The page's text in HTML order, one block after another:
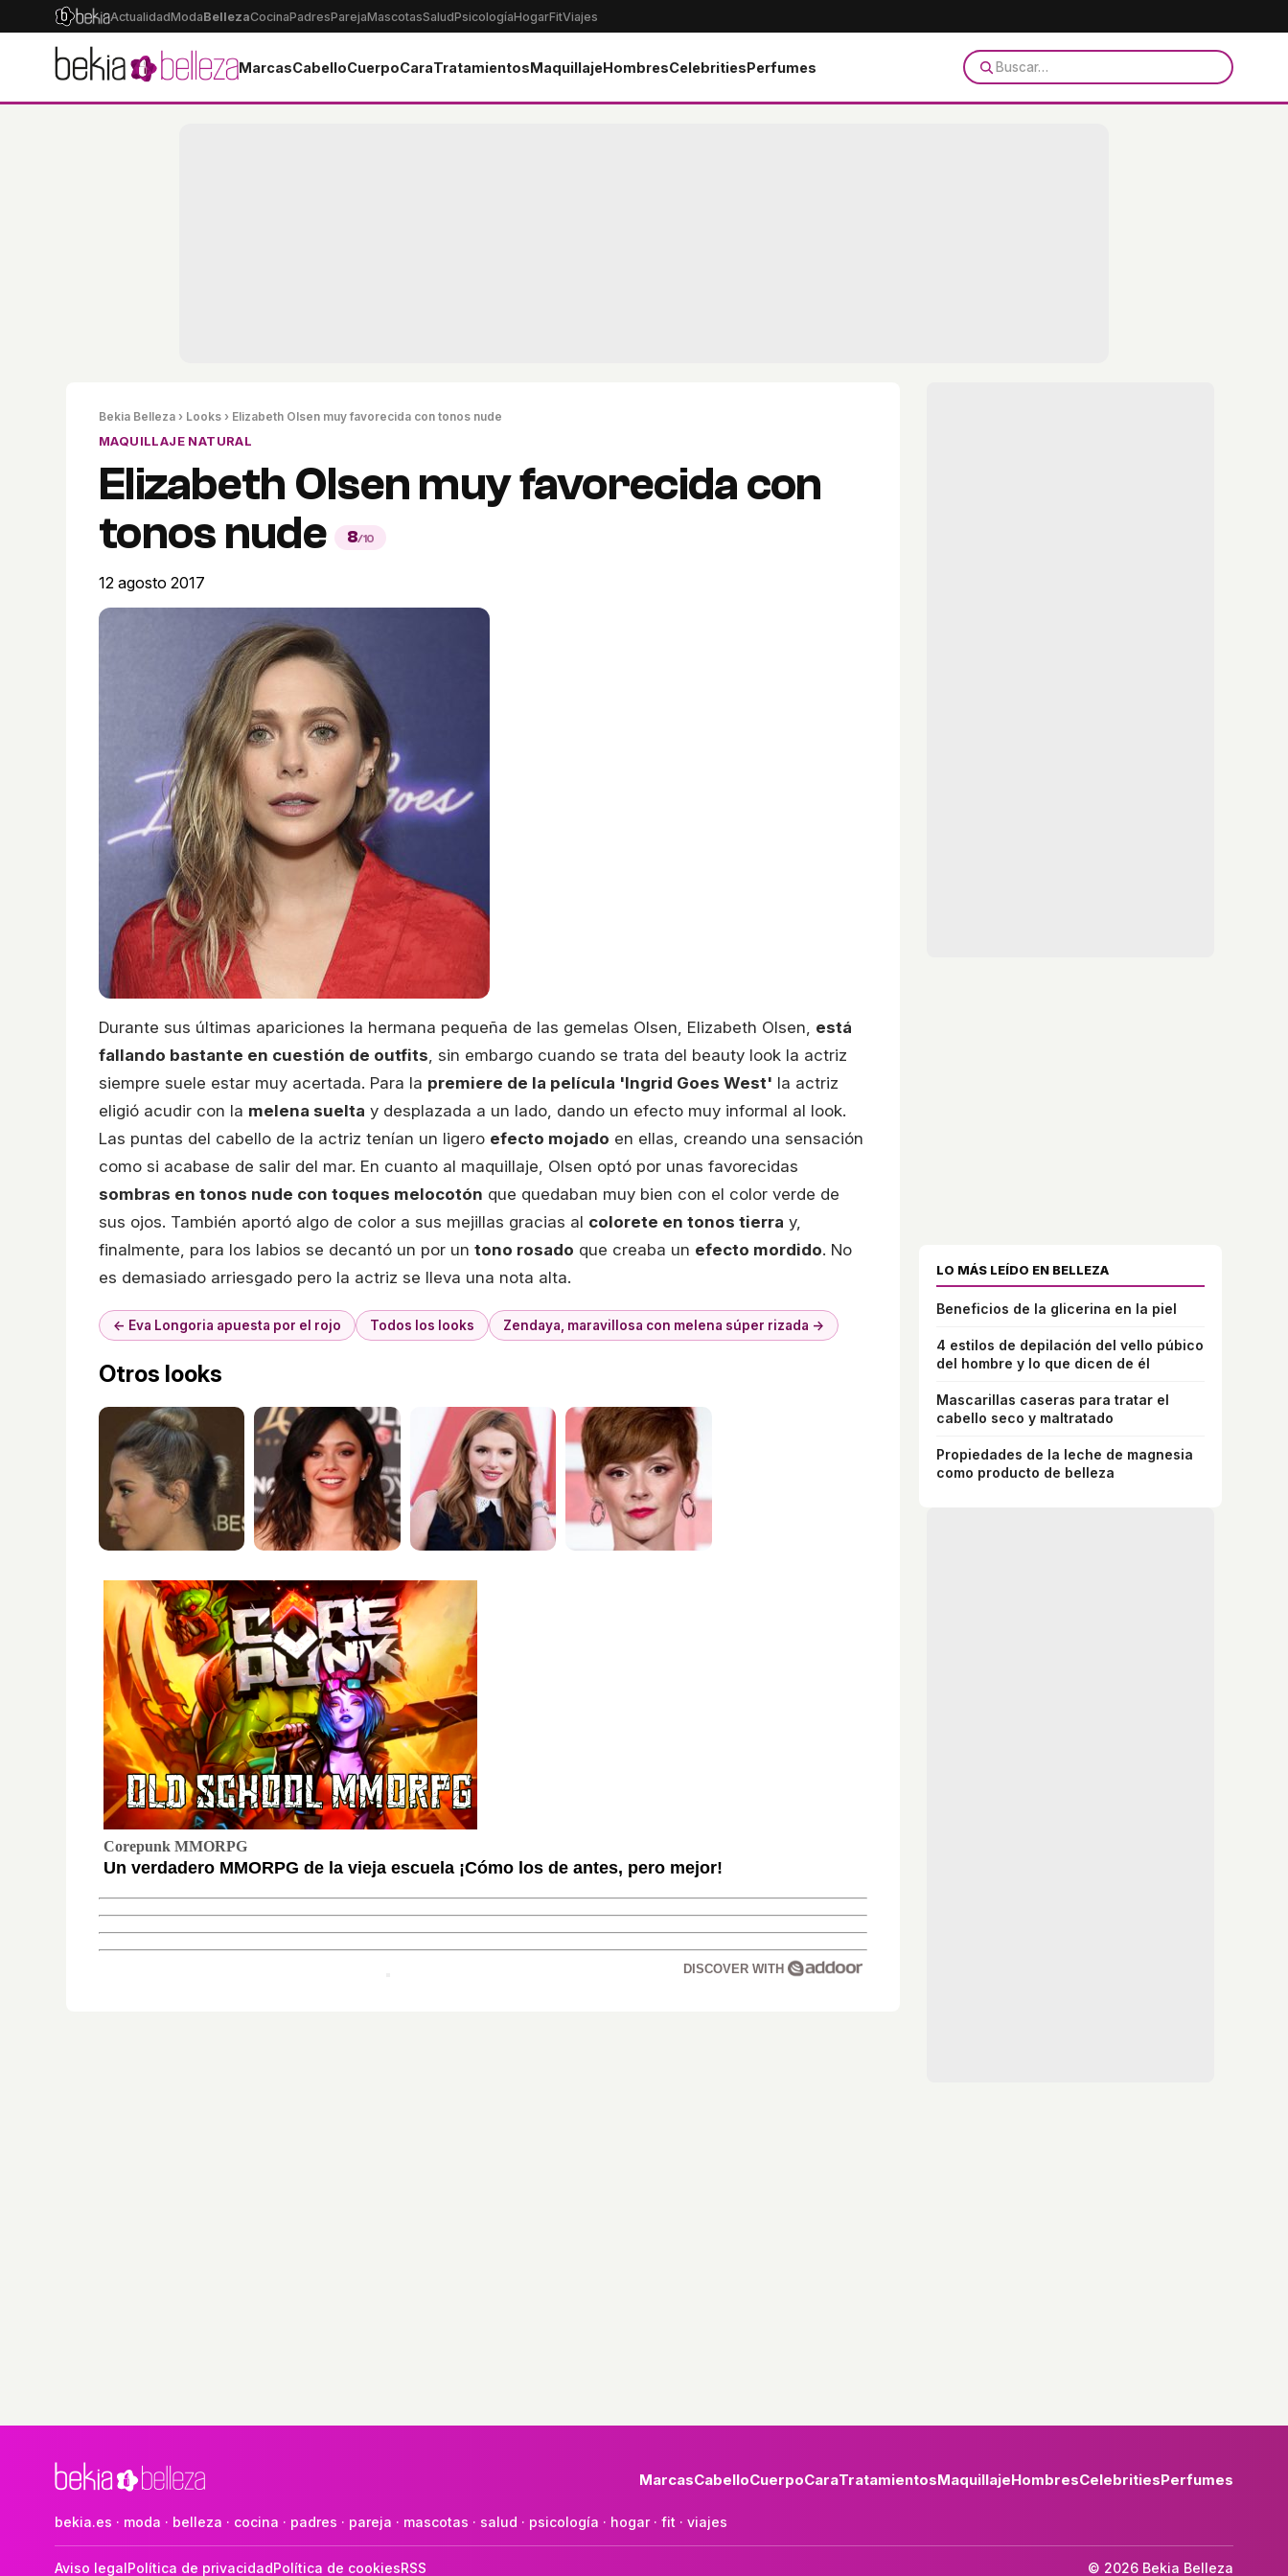
ActualidadModaBellezaCocinaPadresParejaMascotasSaludPsicologíaHogarFitViajes
MarcasCabelloCuerpoCaraTratamientosMaquillajeHombresCelebritiesPerfumes
Bekia Belleza › Looks › Elizabeth Olsen muy favorecida con tonos nude
MAQUILLAJE NATURAL
Elizabeth Olsen muy favorecida con
tonos nude
8/10
12 agosto 2017
Durante sus últimas apariciones la hermana pequeña de las gemelas Olsen, Elizabeth Olsen, está
fallando bastante en cuestión de outfits, sin embargo cuando se trata del beauty look la actriz
siempre suele estar muy acertada. Para la premiere de la película 'Ingrid Goes West' la actriz
eligió acudir con la melena suelta y desplazada a un lado, dando un efecto muy informal al look.
Las puntas del cabello de la actriz tenían un ligero efecto mojado en ellas, creando una sensación
como si acabase de salir del mar. En cuanto al maquillaje, Olsen optó por unas favorecidas
sombras en tonos nude con toques melocotón que quedaban muy bien con el color verde de
sus ojos. También aportó algo de color a sus mejillas gracias al colorete en tonos tierra y,
finalmente, para los labios se decantó un por un tono rosado que creaba un efecto mordido. No
es demasiado arriesgado pero la actriz se lleva una nota alta.
← Eva Longoria apuesta por el rojo Todos los looks Zendaya, maravillosa con melena súper rizada →
Otros looks
Corepunk MMORPG
Un verdadero MMORPG de la vieja escuela ¡Cómo los de antes, pero mejor!
DISCOVER WITH
LO MÁS LEÍDO EN BELLEZA
Beneficios de la glicerina en la piel
4 estilos de depilación del vello púbico
del hombre y lo que dicen de él
Mascarillas caseras para tratar el
cabello seco y maltratado
Propiedades de la leche de magnesia
como producto de belleza
MarcasCabelloCuerpoCaraTratamientosMaquillajeHombresCelebritiesPerfumes
bekia.es · moda · belleza · cocina · padres · pareja · mascotas · salud · psicología · hogar· fit · viajes
Aviso legalPolítica de privacidadPolítica de cookiesRSS © 2026 Bekia Belleza